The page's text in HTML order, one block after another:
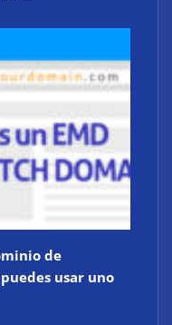
de
usar uno